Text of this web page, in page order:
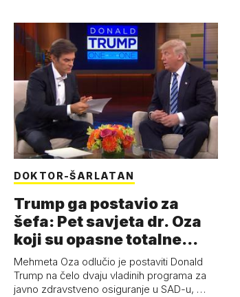
DOKTOR-ŠARLATAN
Trump ga postavio za
šefa: Pet savjeta dr. Oza
koji su opasne totalne
budalašti…
Mehmeta Oza odlučio je postaviti Donald
Trump na čelo dvaju vladinih programa za
javno zdravstveno osiguranje u SAD-u, …